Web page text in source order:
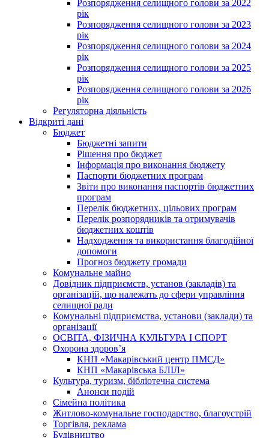
Розпорядження селищного голови за 2022
рік
Розпорядження селищного голови за 2023
рік
Розпорядження селищного голови за 2024
рік
Розпорядження селищного голови за 2025
рік
Розпорядження селищного голови за 2026
рік
Регуляторна діяльність
Відкриті дані
Бюджет
Бюджетні запити
Рішення про бюджет
Інформація про виконання бюджету
Паспорти бюджетних програм
Звіти про виконання паспортів бюджетних
програм
Перелік бюджетних, цільових програм
Перелік розпорядників та отримувачів
бюджетних коштів
Надходження та використання благодійної
допомоги
Прогноз бюджету громади
Комунальне майно
Довідник підприємств, установ (закладів) та
організацій, що належать до сфери управління
селищної ради
Комунальні підприємства, установи (заклади) та
організації
ОСВІТА, ФІЗИЧНА КУЛЬТУРА І СПОРТ
Охорона здоров’я
КНП «Макарівський центр ПМСД»
КНП «Макарівська БЛІЛ»
Культура, туризм, бібліотечна система
Анонси подій
Сімейна політика
Житлово-комунальне господарство, благоустрій
Торгівля, реклама
Будівництво